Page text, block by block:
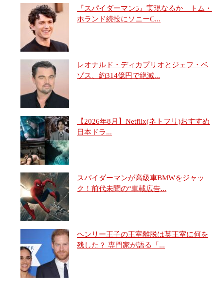
『スパイダーマン5』実現なるか トム・
ホランド続投にソニーC...
レオナルド・ディカプリオとジェフ・ベ
ゾス、約314億円で絶滅...
【2026年8月】Netflix(ネトフリ)おすすめ
日本ドラ...
スパイダーマンが高級車BMWをジャッ
ク！前代未聞の“車載広告...
ヘンリー王子の王室離脱は英王室に何を
残した？ 専門家が語る「...